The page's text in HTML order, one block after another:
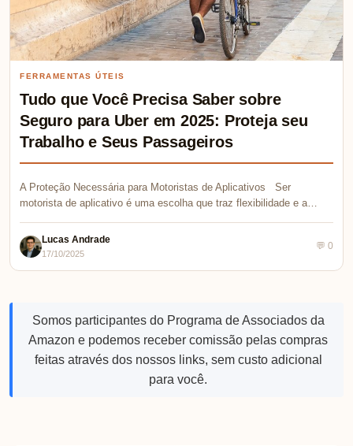
FERRAMENTAS ÚTEIS
Tudo que Você Precisa Saber sobre
Seguro para Uber em 2025: Proteja seu
Trabalho e Seus Passageiros
A Proteção Necessária para Motoristas de Aplicativos Ser
motorista de aplicativo é uma escolha que traz flexibilidade e a…
Lucas Andrade
17/10/2025
💬 0
Somos participantes do Programa de Associados da
Amazon e podemos receber comissão pelas compras
feitas através dos nossos links, sem custo adicional
para você.